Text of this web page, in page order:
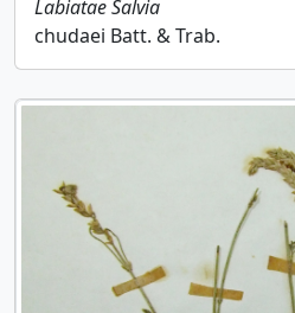
LabiataeSalvia
chudaei Batt. & Trab.